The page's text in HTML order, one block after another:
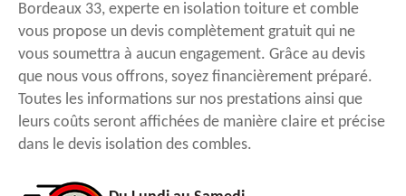
Bordeaux 33, experte en isolation toiture et comble
vous propose un devis complètement gratuit qui ne
vous soumettra à aucun engagement. Grâce au devis
que nous vous offrons, soyez financièrement préparé.
Toutes les informations sur nos prestations ainsi que
leurs coûts seront affichées de manière claire et précise
dans le devis isolation des combles.